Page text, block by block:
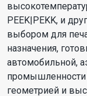
PEEK|PEKK, и
выбором для
назначения,
автомобильной,
промышленности
геометрией и